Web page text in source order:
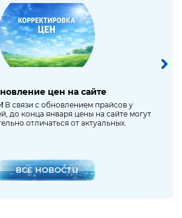
цен на сайте
В связи с обновлением прайсов у
до конца января цены на сайте могут
отличаться от актуальных.
ВСЕ НОВОСТИ